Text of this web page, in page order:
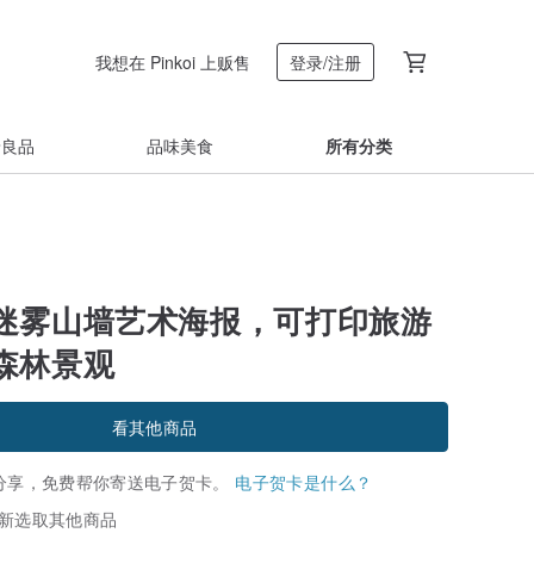
我想在 Pinkoi 上贩售 登录/注册
品 品味美食 所有分类
雾山墙艺术海报，可打印旅游
林景观
看其他商品
，免费帮你寄送电子贺卡。 电子贺卡是什么？
选取其他商品